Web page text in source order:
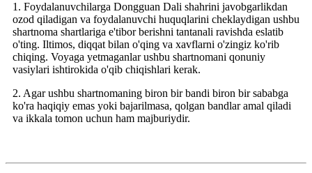
1. Foydalanuvchilarga Dongguan Dali shahrini javobgarlikdan
ozod qiladigan va foydalanuvchi huquqlarini cheklaydigan ushbu
shartnoma shartlariga e'tibor berishni tantanali ravishda eslatib
o'ting. Iltimos, diqqat bilan o'qing va xavflarni o'zingiz ko'rib
chiqing. Voyaga yetmaganlar ushbu shartnomani qonuniy
vasiylari ishtirokida o'qib chiqishlari kerak.
2. Agar ushbu shartnomaning biron bir bandi biron bir sababga
ko'ra haqiqiy emas yoki bajarilmasa, qolgan bandlar amal qiladi
va ikkala tomon uchun ham majburiydir.